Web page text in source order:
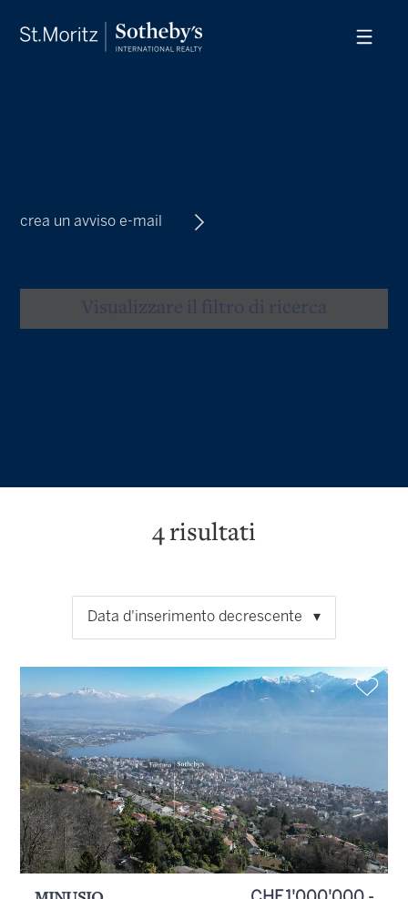
crea un avviso e-mail
4risultati
Data d'inserimento decrescente